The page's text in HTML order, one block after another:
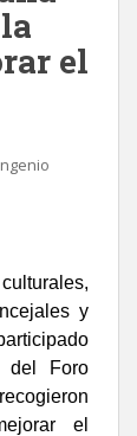
el
y
del Foro
el